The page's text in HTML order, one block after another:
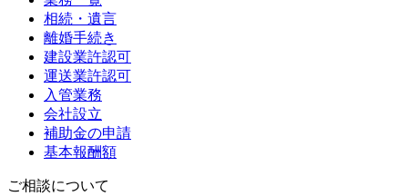
相続・遺言
離婚手続き
建設業許認可
運送業許認可
入管業務
会社設立
補助金の申請
基本報酬額
ご相談について